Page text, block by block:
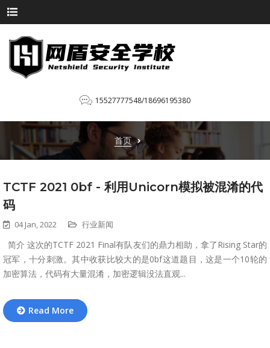
15527777548/18696195380
首页
TCTF 2021 0bf - 利用Unicorn模拟被混淆的代
码
04 Jan, 2022 行业新闻
简介 这次的TCTF 2021 Final有队友们的鼎力相助，拿了Rising Star的
冠军，十分刺激。其中收获比较大的是0bf这道题目，这是一个10轮的
加密算法，代码有大量混淆，加密逻辑没法直观...
Read More